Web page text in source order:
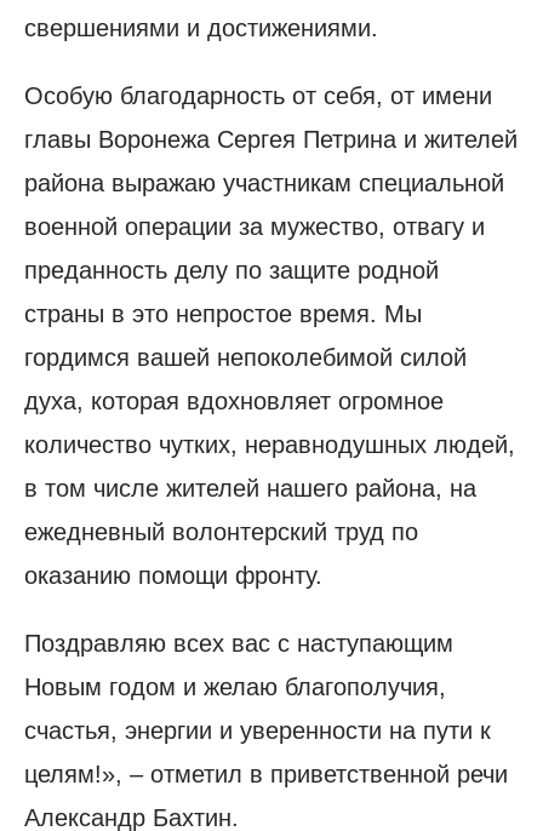
свершениями и достижениями.
Особую благодарность от себя, от имени
главы Воронежа Сергея Петрина и жителей
района выражаю участникам специальной
военной операции за мужество, отвагу и
преданность делу по защите родной
страны в это непростое время. Мы
гордимся вашей непоколебимой силой
духа, которая вдохновляет огромное
количество чутких, неравнодушных людей,
в том числе жителей нашего района, на
ежедневный волонтерский труд по
оказанию помощи фронту.
Поздравляю всех вас с наступающим
Новым годом и желаю благополучия,
счастья, энергии и уверенности на пути к
целям!», – отметил в приветственной речи
Александр Бахтин.